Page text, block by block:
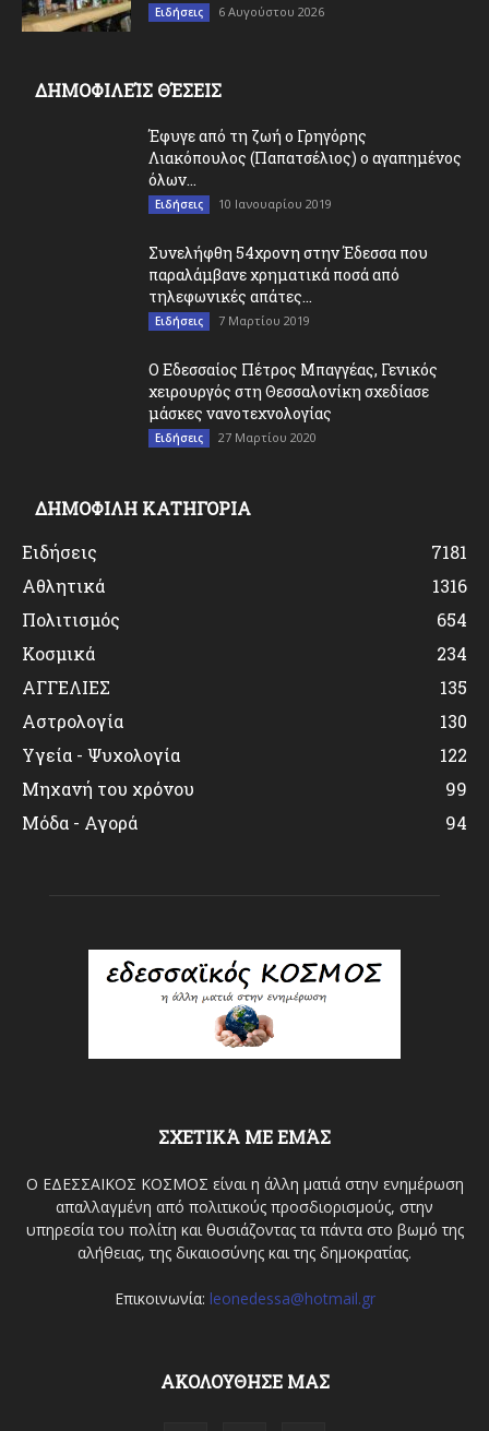
Ειδήσεις 6 Αυγούστου 2026
ΔΗΜΟΦΙΛΕΊΣ ΘΈΣΕΙΣ
Έφυγε από τη ζωή ο Γρηγόρης
Λιακόπουλος (Παπατσέλιος) ο αγαπημένος
όλων...
Ειδήσεις 10 Ιανουαρίου 2019
Συνελήφθη 54χρονη στην Έδεσσα που
παραλάμβανε χρηματικά ποσά από
τηλεφωνικές απάτες...
Ειδήσεις 7 Μαρτίου 2019
O Εδεσσαίος Πέτρος Μπαγγέας, Γενικός
χειρουργός στη Θεσσαλονίκη σχεδίασε
μάσκες νανοτεχνολογίας
Ειδήσεις 27 Μαρτίου 2020
ΔΗΜΟΦΙΛΗ ΚΑΤΗΓΟΡΙΑ
Ειδήσεις
7181
Αθλητικά
1316
Πολιτισμός
654
Κοσμικά
234
ΑΓΓΕΛΙΕΣ
135
Αστρολογία
130
Υγεία - Ψυχολογία
122
Μηχανή του χρόνου
99
Μόδα - Αγορά
94
ΣΧΕΤΙΚΆ ΜΕ ΕΜΆΣ
Ο ΕΔΕΣΣΑΙΚΟΣ ΚΟΣΜΟΣ είναι η άλλη ματιά στην ενημέρωση
απαλλαγμένη από πολιτικούς προσδιορισμούς, στην
υπηρεσία του πολίτη και θυσιάζοντας τα πάντα στο βωμό της
αλήθειας, της δικαιοσύνης και της δημοκρατίας.
Επικοινωνία: leonedessa@hotmail.gr
ΑΚΟΛΟΥΘΗΣΕ ΜΑΣ